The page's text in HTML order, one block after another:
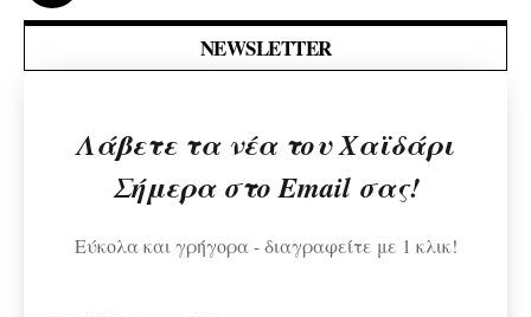
NEWSLETTER
Λάβετε τα νέα του Χαϊδάρι
Σήμερα στο Email σας!
Εύκολα και γρήγορα - διαγραφείτε με 1 κλικ!